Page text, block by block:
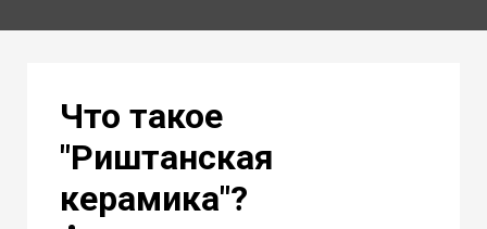
Что такое
"Риштанская
керамика"?